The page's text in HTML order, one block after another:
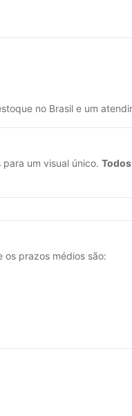
no Brasil e um
um visual único.
prazos médios são: